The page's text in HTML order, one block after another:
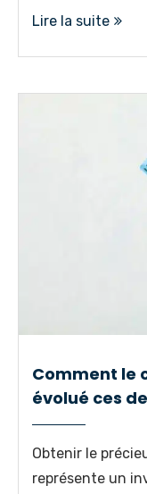
Lire la suite
Comment le
évolué ces
Obtenir le
représente un